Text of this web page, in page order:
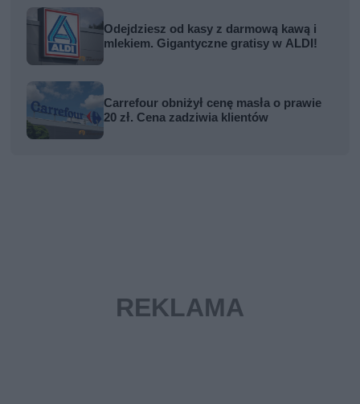
Odejdziesz od kasy z darmową kawą i
mlekiem. Gigantyczne gratisy w ALDI!
Carrefour obniżył cenę masła o prawie
20 zł. Cena zadziwia klientów